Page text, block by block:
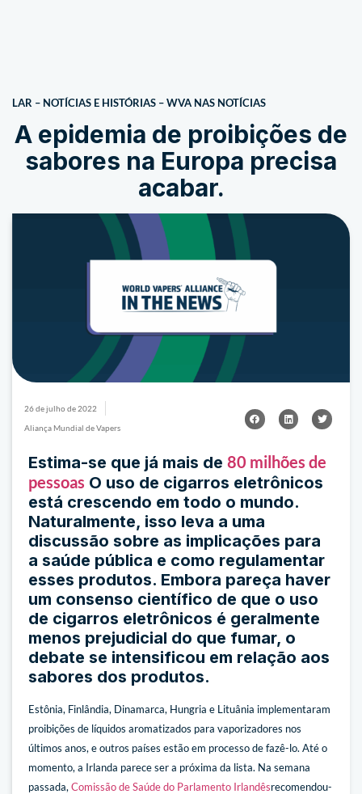
LAR – NOTÍCIAS E HISTÓRIAS –WVA NAS NOTÍCIAS
A epidemia de proibições de
sabores na Europa precisa
acabar.
26 de julho de 2022
Aliança Mundial de Vapers
Estima-se que já mais de 80 milhões de
pessoas O uso de cigarros eletrônicos
está crescendo em todo o mundo.
Naturalmente, isso leva a uma
discussão sobre as implicações para
a saúde pública e como regulamentar
esses produtos. Embora pareça haver
um consenso científico de que o uso
de cigarros eletrônicos é geralmente
menos prejudicial do que fumar, o
debate se intensificou em relação aos
sabores dos produtos.
Estônia, Finlândia, Dinamarca, Hungria e Lituânia implementaram
proibições de líquidos aromatizados para vaporizadores nos
últimos anos, e outros países estão em processo de fazê-lo. Até o
momento, a Irlanda parece ser a próxima da lista. Na semana
passada, Comissão de Saúde do Parlamento Irlandêsrecomendou-